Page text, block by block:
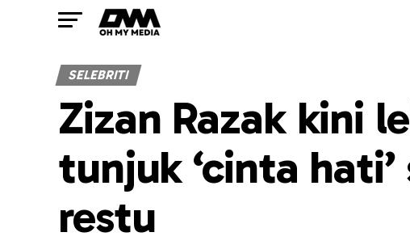
SELEBRITI
Zizan Razak kini
tunjuk ‘cinta
restu